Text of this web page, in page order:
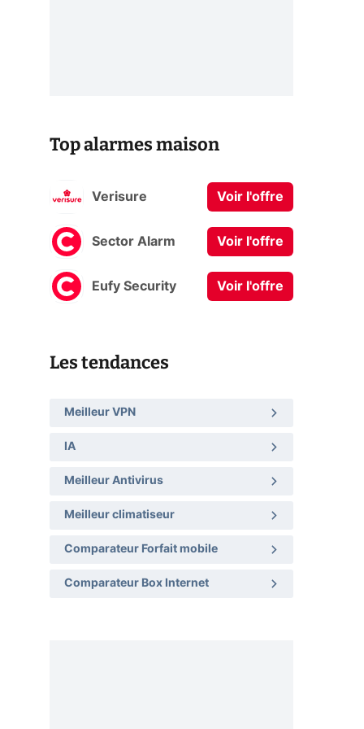
Top alarmes maison
Verisure Voir l'offre
Sector Alarm Voir l'offre
Eufy Security Voir l'offre
Les tendances
Meilleur VPN
IA
Meilleur Antivirus
Meilleur climatiseur
Comparateur Forfait mobile
Comparateur Box Internet